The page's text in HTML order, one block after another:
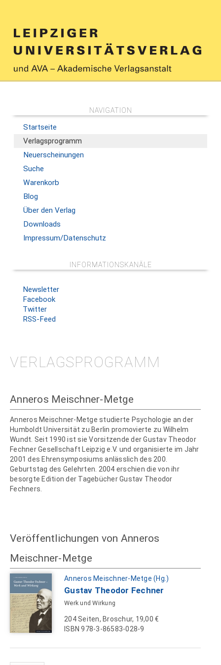
NAVIGATION
Startseite
Verlagsprogramm
Neuerscheinungen
Suche
Warenkorb
Blog
Über den Verlag
Downloads
Impressum/Datenschutz
INFORMATIONSKANÄLE
Newsletter
Facebook
Twitter
RSS-Feed
VERLAGSPROGRAMM
Anneros Meischner-Metge
Anneros Meischner-Metge studierte Psychologie an der
Humboldt Universität zu Berlin promovierte zu Wilhelm
Wundt. Seit 1990 ist sie Vorsitzende der Gustav Theodor
Fechner Gesellschaft Leipzig e.V. und organisierte im Jahr
2001 des Ehrensymposiums anlässlich des 200.
Geburtstag des Gelehrten. 2004 erschien die von ihr
besorgte Edition der Tagebücher Gustav Theodor
Fechners.
Veröffentlichungen von Anneros
Meischner-Metge
Anneros Meischner-Metge (Hg.)
Gustav Theodor Fechner
Werk und Wirkung
204 Seiten, Broschur, 19,00 €
ISBN 978-3-86583-028-9